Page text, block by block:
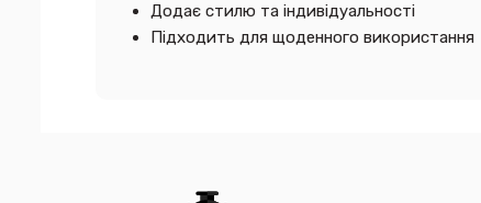
Додає стилю та індивідуальності
Підходить для щоденного використання